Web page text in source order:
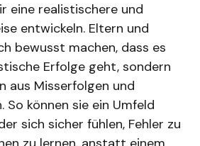
eine realistischere und
entwickeln. Eltern und
bewusst machen, dass es
Erfolge geht, sondern
aus Misserfolgen und
So können sie ein Umfeld
sich sicher fühlen, Fehler zu